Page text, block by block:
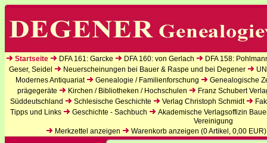
Startseite DFA 161: Garcke DFA 160: von Gerlach
DFA 158:
Geser, Seidel
Neuerscheinungen bei Bauer & Raspe und bei Degener
Modernes Antiquariat
Genealogie / Familienforschung
Genealogische
prägegeräte
Kirchen / Bibliotheken / Hochschulen
Franz Schubert
Süddeutschland
Schlesische Geschichte Verlag Christoph Schmidt
Tipps und Links
Geschichte - Sachbuch
Akademische Verlagsoffizin
Vereinigung
Merkzettel anzeigen
Warenkorb anzeigen (0Artikel, 0,00 EUR)